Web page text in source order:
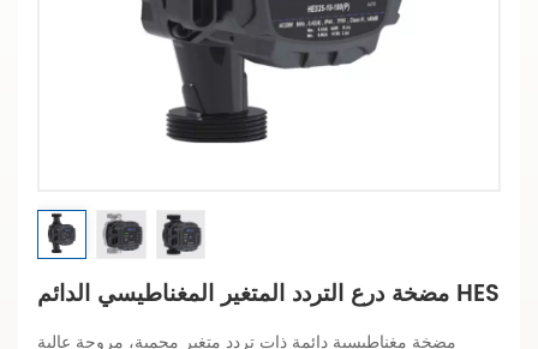
مضخة درع التردد المتغير المغناطيسي الدائم HES
مضخة مغناطيسية دائمة ذات تردد متغير محمية، مروحة عالية